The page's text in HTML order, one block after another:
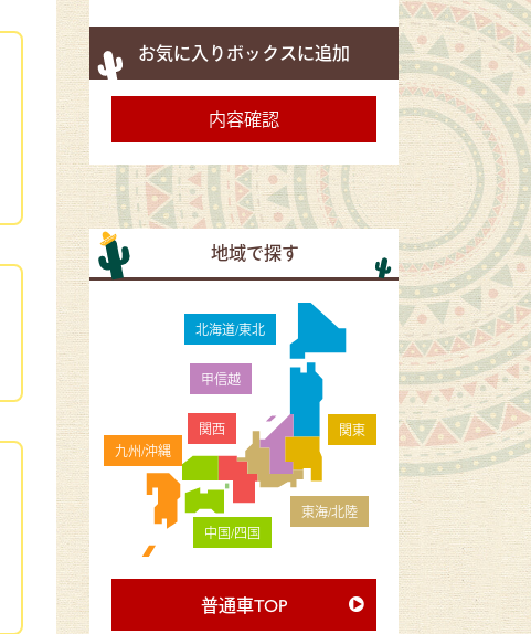
お気に入りボックスに追加
地域で探す
北海道/東北
甲信越
関東
東海/北陸
関西
中国/四国
九州/沖縄
普通車TOP